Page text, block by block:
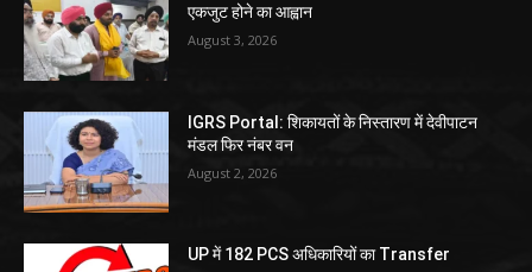
एकजुट होने का आह्वान
August 3, 2026
IGRS Portal: शिकायतों के निस्तारण में देवीपाटन
मंडल फिर नंबर वन
August 2, 2026
UP में 182 PCS अधिकारियों का Transfer